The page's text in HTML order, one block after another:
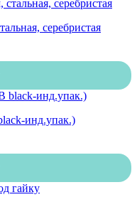
серебристая
инд.упак.)